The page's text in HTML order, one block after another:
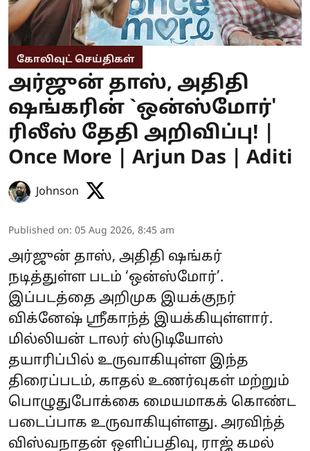
கோலிவுட் செய்திகள்
அர்ஜுன் தாஸ், அதிதி
ஷங்கரின் `ஒன்ஸ்மோர்'
ரிலீஸ் தேதி அறிவிப்பு! |
Once More | Arjun Das | Aditi
Johnson
Published on: 05 Aug 2026, 8:45 am
அர்ஜுன் தாஸ், அதிதி ஷங்கர்
நடித்துள்ள படம் ‘ஒன்ஸ்மோர்’.
இப்படத்தை அறிமுக இயக்குநர்
விக்னேஷ் ஸ்ரீகாந்த் இயக்கியுள்ளார்.
மில்லியன் டாலர் ஸ்டுடியோஸ்
தயாரிப்பில் உருவாகியுள்ள இந்த
திரைப்படம், காதல் உணர்வுகள் மற்றும்
பொழுதுபோக்கை மையமாகக் கொண்ட
படைப்பாக உருவாகியுள்ளது. அரவிந்த்
விஸ்வநாதன் ஒளிப்பதிவு, ராஜ் கமல்